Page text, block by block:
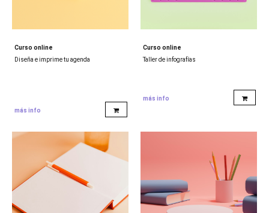
Curso online
Diseña e imprime tu agenda
más info
Curso online
Taller de infografías
más info